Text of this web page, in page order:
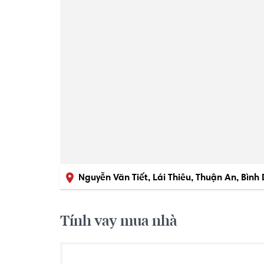
Nguyễn Văn Tiết, Lái Thiêu, Thuận An, Bình
Tính vay mua nhà